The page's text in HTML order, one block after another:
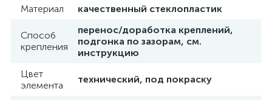
Материал
качественный стеклопластик
Способ
крепления
перенос/доработка креплений,
подгонка по зазорам, см.
инструкцию
Цвет
элемента
технический, под покраску